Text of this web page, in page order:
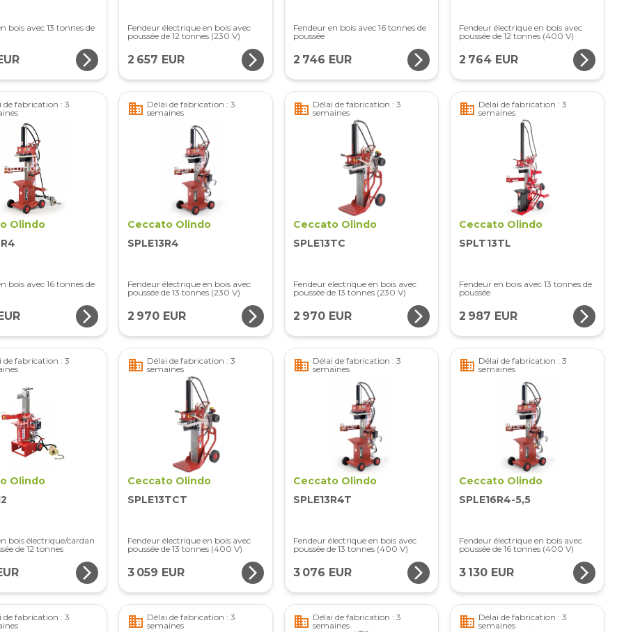
bois avec 13 tonnes de
arrow_forward_ios
Fendeur électrique en bois avec
poussée de 12 tonnes (230 V)
2 657 EUR arrow_forward_ios
Fendeur en bois avec 16 tonnes de
poussée
2 746 EUR arrow_forward_ios
Fendeur électrique en bois avec
poussée de 12 tonnes (400 V)
2 764 EUR arrow_forward_ios
de fabrication : 3
Olindo
bois avec 16 tonnes de
arrow_forward_ios
business Délai de fabrication : 3
semaines
Ceccato Olindo
SPLE13R4
Fendeur électrique en bois avec
poussée de 13 tonnes (230 V)
2 970 EUR arrow_forward_ios
business Délai de fabrication : 3
semaines
Ceccato Olindo
SPLE13TC
Fendeur électrique en bois avec
poussée de 13 tonnes (230 V)
2 970 EUR arrow_forward_ios
business Délai de fabrication : 3
semaines
Ceccato Olindo
SPLT13TL
Fendeur en bois avec 13 tonnes de
poussée
2 987 EUR arrow_forward_ios
de fabrication : 3
Olindo
bois électrique/cardan
de 12 tonnes
arrow_forward_ios
business Délai de fabrication : 3
semaines
Ceccato Olindo
SPLE13TCT
Fendeur électrique en bois avec
poussée de 13 tonnes (400 V)
3 059 EUR arrow_forward_ios
business Délai de fabrication : 3
semaines
Ceccato Olindo
SPLE13R4T
Fendeur électrique en bois avec
poussée de 13 tonnes (400 V)
3 076 EUR arrow_forward_ios
business Délai de fabrication : 3
semaines
Ceccato Olindo
SPLE16R4-5,5
Fendeur électrique en bois avec
poussée de 16 tonnes (400 V)
3 130 EUR arrow_forward_ios
de fabrication : 3
business Délai de fabrication : 3
semaines
business Délai de fabrication : 3
semaines
business Délai de fabrication : 3
semaines